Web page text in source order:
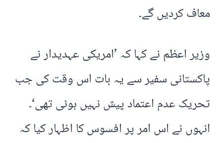
معاف کردیں گے۔
وزیر اعظم نے کہا کہ ’امریکی عہدیدار نے
پاکستانی سفیر سے یہ بات اس وقت کی جب
تحریک عدم اعتماد پیش نہیں ہوئی تھی‘۔
انہوں نے اس امر پر افسوس کا اظہار کیا کہ